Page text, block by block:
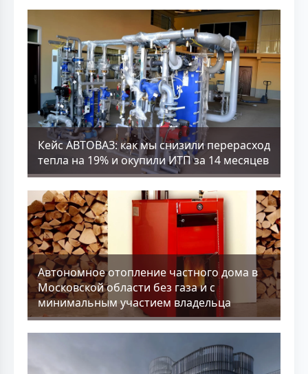
Кейс АВТОВАЗ: как мы снизили перерасход
тепла на 19% и окупили ИТП за 14 месяцев
Aвтономное отопление частного дома в
Московской области без газа и с
минимальным участием владельца